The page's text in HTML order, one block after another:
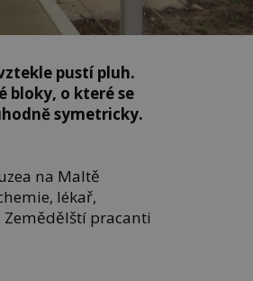
pustí pluh.
bloky, o které se
symetricky.
na Maltě
lékař,
pracanti